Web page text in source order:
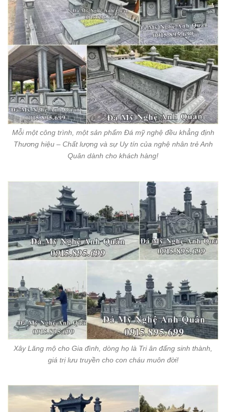
Mỗi một công trình, một sản phẩm Đá mỹ nghệ đều khẳng định
Thương hiệu – Chất lượng và sự Uy tín của nghệ nhân trẻ Anh
Quân dành cho khách hàng!
Xây Lăng mộ cho Gia đình, dòng họ là Tri ân đấng sinh thành,
giá trị lưu truyền cho con cháu muôn đời!